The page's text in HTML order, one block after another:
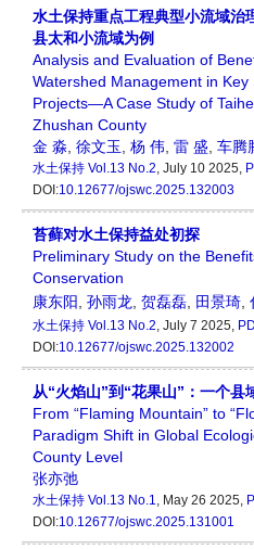
水土保持重点工程典型小流域
县太和小流域为例
Analysis and Evaluation of
Watershed Management in
Projects—A Case Study of
Zhushan County
金 淼 徐文玉 杨 伟 雷 盛 车腾
水土保持 Vol.13 No.2, July 10 2025,
DOI:10.12677/ojswc.2025.132003
苔藓对水土保持益处初探
Preliminary Study on the
Conservation
康东阳 孙雨龙 贺磊磊 田景琦
水土保持 Vol.13 No.2, July 7 2025,
DOI:10.12677/ojswc.2025.132002
从“火焰山”到“花果山”：一个县
From “Flaming Mountain” to
Paradigm Shift in Global
County Level
张亦弛
水土保持 Vol.13 No.1, May 26 2025,
DOI:10.12677/ojswc.2025.131001